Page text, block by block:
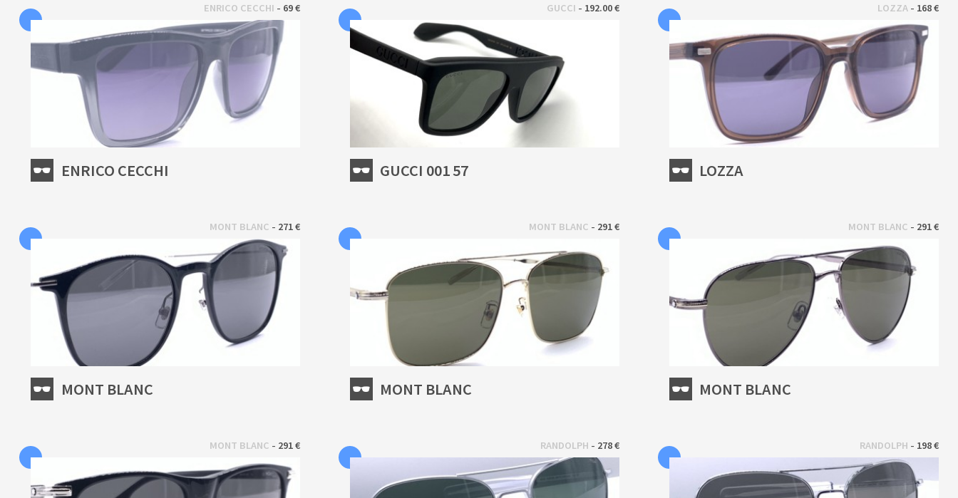
ENRICO CECCHI - 69 €
ENRICO CECCHI
GUCCI - 192.00 €
GUCCI 001 57
LOZZA - 168 €
LOZZA
MONT BLANC - 271 €
MONT BLANC
MONT BLANC - 291 €
MONT BLANC
MONT BLANC - 291 €
MONT BLANC
MONT BLANC - 291 € RANDOLPH - 278 € RANDOLPH - 198 €